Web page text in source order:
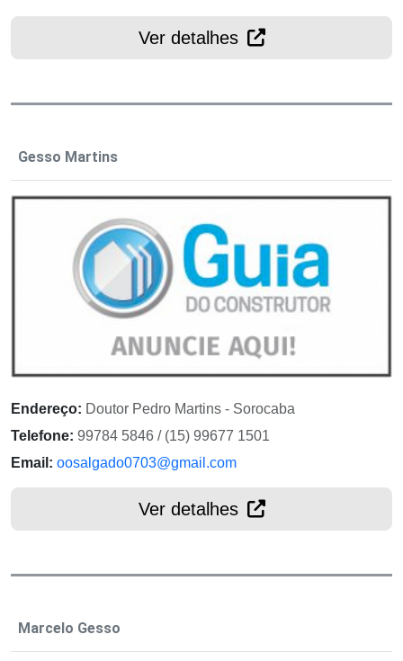
Ver detalhes
Gesso Martins
Endereço: Doutor Pedro Martins - Sorocaba
Telefone: 99784 5846 / (15) 99677 1501
Email: oosalgado0703@gmail.com
Ver detalhes
Marcelo Gesso